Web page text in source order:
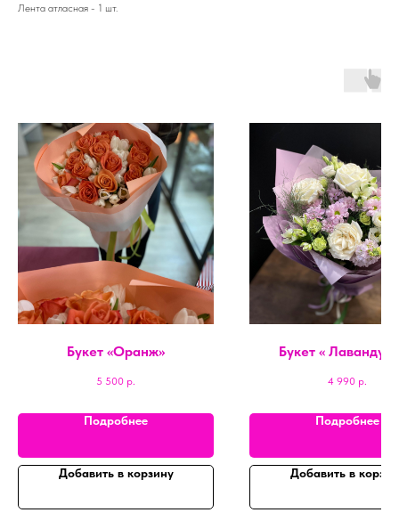
Лента атласная - 1 шт.
Букет «Оранж»
5 500 р.
Подробнее
Добавить в корзину
Букет «
4 990 р.
Подробнее
Добавить в